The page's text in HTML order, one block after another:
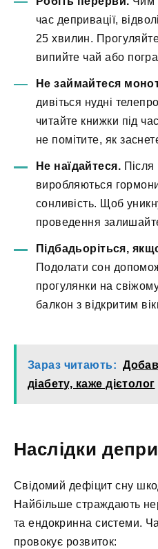
час депривації,
25 хвилин.
випийте чай або
Не займайтеся
дивіться нудні
читайте книжки під
не помітите, як
Не наїдайтеся.Після
виробляються
сонливість. Щоб
проведення
Підбадьоріться,
Подолати сон
прогулянки на
балкон з відкритим
Зараз читають:
діабету, каже дієтолог
Наслідки
Свідомий дефіцит сну
Найбільше страждають
та ендокринна системи.
провокує розвиток: